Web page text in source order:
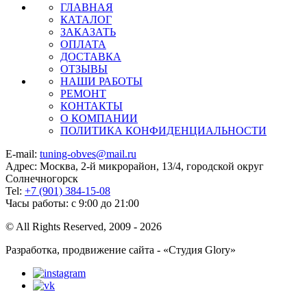
ГЛАВНАЯ
КАТАЛОГ
ЗАКАЗАТЬ
ОПЛАТА
ДОСТАВКА
ОТЗЫВЫ
НАШИ РАБОТЫ
РЕМОНТ
КОНТАКТЫ
О КОМПАНИИ
ПОЛИТИКА КОНФИДЕНЦИАЛЬНОСТИ
E-mail: tuning-obves@mail.ru
Адрес: Москва, 2-й микрорайон, 13/4, городской округ
Солнечногорск
Tel: +7 (901) 384-15-08
Часы работы: с 9:00 до 21:00
© All Rights Reserved, 2009 - 2026
Разработка, продвижение сайта - «Студия Glory»